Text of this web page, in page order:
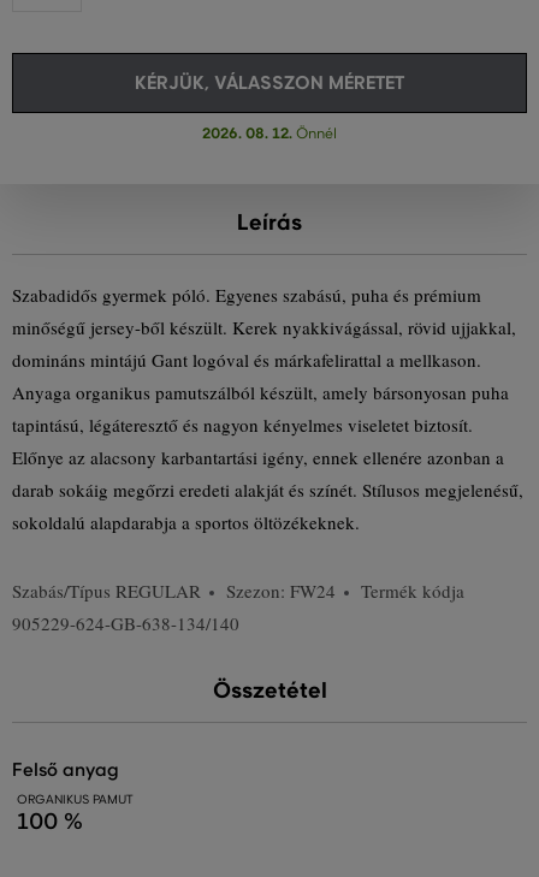
KÉRJÜK, VÁLASSZON MÉRETET
2026. 08. 12. Önnél
Leírás
Szabadidős gyermek póló. Egyenes szabású, puha és prémium
minőségű jersey-ből készült. Kerek nyakkivágással, rövid ujjakkal,
domináns mintájú Gant logóval és márkafelirattal a mellkason.
Anyaga organikus pamutszálból készült, amely bársonyosan puha
tapintású, légáteresztő és nagyon kényelmes viseletet biztosít.
Előnye az alacsony karbantartási igény, ennek ellenére azonban a
darab sokáig megőrzi eredeti alakját és színét. Stílusos megjelenésű,
sokoldalú alapdarabja a sportos öltözékeknek.
Szabás/Típus REGULAR Szezon: FW24
Termék kódja
905229-624-GB-638-134/140
Összetétel
felső anyag
ORGANIKUS PAMUT
100 %